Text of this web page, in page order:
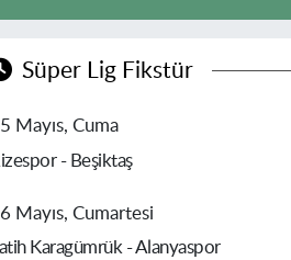
Süper Lig Fikstür
Mayıs, Cuma
- Beşiktaş
Mayıs, Cumartesi
Karagümrük - Alanyaspor